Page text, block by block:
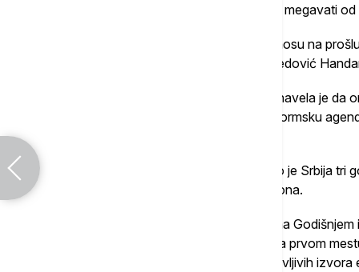
instalisani kapaciteti povećani sa oko 420 megavati
"To je rast od skoro tri puta, a samo u odnosu na
povećani za oko 40 odsto", ukazala je Đedović
Kada je reč o ulaganjima u infrastrukturu, navela je
energetskom sektoru, a prate se i kroz reformsku
"I u tom smislu kažem da smo ponosni što je Srbija
u okviru Energetske zajednice", istakla je ona.
Đedović Handanović je kazala da je, prema
Srbija, kada je u pitanju dekarbonizacija, na prvom
implementacije u politikama u oblasti obnovljivih